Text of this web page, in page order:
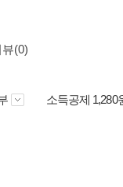
뷰(0)
소득공제 1,280